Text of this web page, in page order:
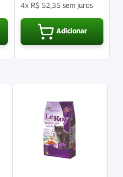
4x R$ 52,35 sem juros
Adicionar